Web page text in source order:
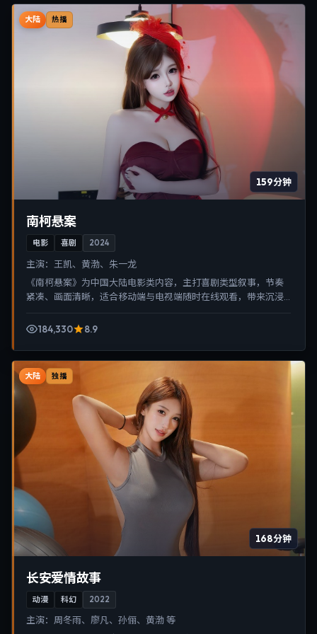
大陆 热播
159分钟
南柯悬案
电影 喜剧 2024
主演： 王凯、黄渤、朱一龙
《南柯悬案》为中国大陆电影类内容，主打喜剧类型叙事，节奏
紧凑、画面清晰，适合移动端与电视端随时在线观看，带来沉浸
184,330
8.9
大陆 独播
168分钟
长安爱情故事
动漫 科幻 2022
主演： 周冬雨、廖凡、孙俪、黄渤 等